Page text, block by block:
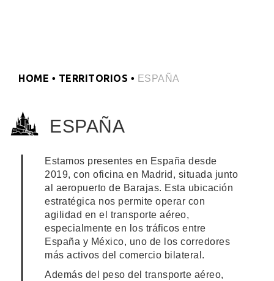
HOME • TERRITORIOS • ESPAÑA
ESPAÑA
Estamos presentes en España desde
2019, con oficina en Madrid, situada junto
al aeropuerto de Barajas. Esta ubicación
estratégica nos permite operar con
agilidad en el transporte aéreo,
especialmente en los tráficos entre
España y México, uno de los corredores
más activos del comercio bilateral.
Además del peso del transporte aéreo,